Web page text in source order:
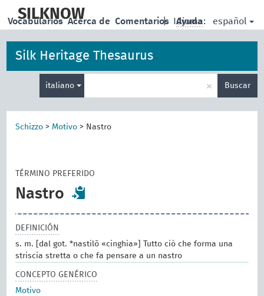
main
SILKNOW | Idioma: español
Vocabularios Acerca de Comentarios Ayuda
Silk Heritage Thesaurus
italiano × Buscar
Schizzo > Motivo > Nastro
TÉRMINO PREFERIDO
Nastro
DEFINICIÓN
s. m. [dal got. *nastilō «cinghia»] Tutto ciò che forma una
striscia stretta o che fa pensare a un nastro
CONCEPTO GENÉRICO
Motivo